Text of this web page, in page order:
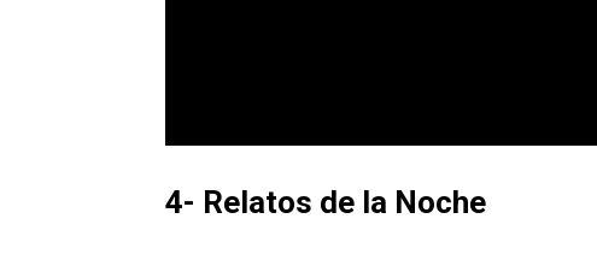
4- Relatos de la Noche